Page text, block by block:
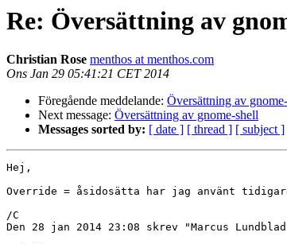
Re: Översättning av
Christian Rose menthos at menthos.com
Ons Jan 29 05:41:21 CET 2014
Föregående meddelande: Översättning av
Next message: Översättning av gnome-shell
Messages sorted by: [ date ] [ thread ] [ subject ]
Hej,
Override = åsidosätta har jag använt
/C
Den 28 jan 2014 23:08 skrev "Marcus